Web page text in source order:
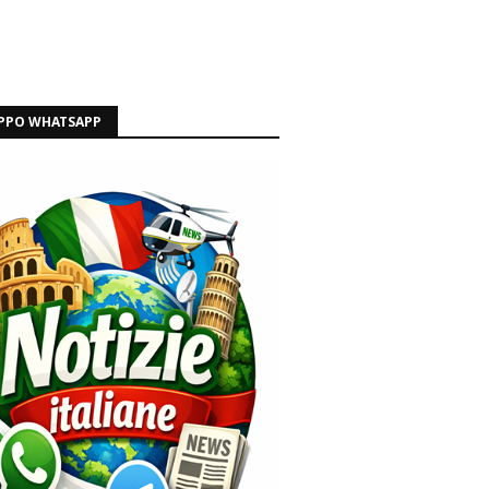
WHATSAPP